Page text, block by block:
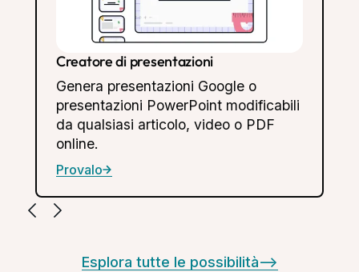
Creatore di quiz
Crea facilmente quiz in Google Forms
e Docs, completi di chiavi di risposta
integrate, per valutare la
comprensione degli studenti.
Provalo
Esplora tutte le possibilità-->